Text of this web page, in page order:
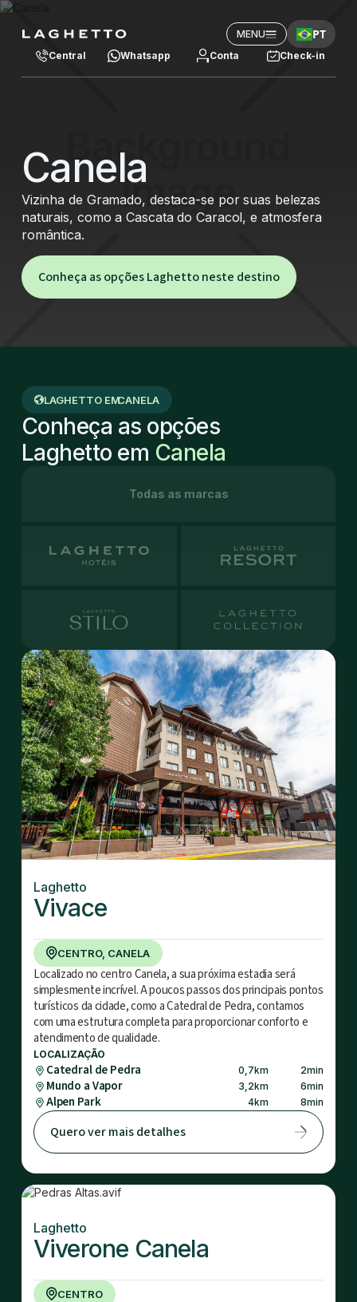
MENU PT
Central Whatsapp Conta Check-in
Canela
Vizinha de Gramado, destaca-se por suas belezas
naturais, como a Cascata do Caracol, e atmosfera
romântica.
Conheça as opções Laghetto neste destino
LAGHETTO EMCANELA
Conheça as opções
Laghetto em Canela
Todas as marcas
Laghetto
Vivace
CENTRO, CANELA
Localizado no centro Canela, a sua próxima estadia será
simplesmente incrível. A poucos passos dos principais pontos
turísticos da cidade, como a Catedral de Pedra, contamos
com uma estrutura completa para proporcionar conforto e
atendimento de qualidade.
LOCALIZAÇÃO
Catedral de Pedra 0,7km 2min
Mundo a Vapor 3,2km 6min
Alpen Park 4km 8min
Quero ver mais detalhes
Laghetto
Viverone Canela
CENTRO